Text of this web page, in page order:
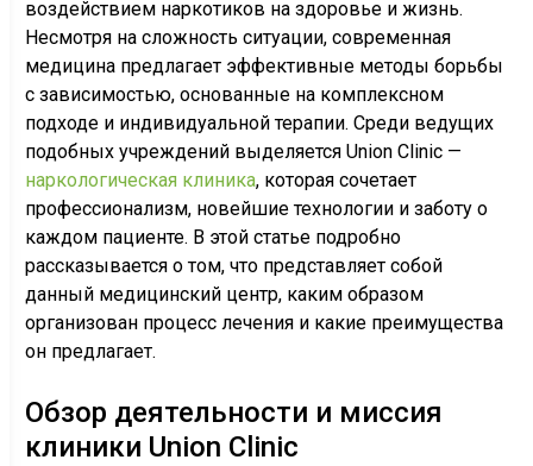
воздействием наркотиков на здоровье и жизнь.
Несмотря на сложность ситуации, современная
медицина предлагает эффективные методы борьбы
с зависимостью, основанные на комплексном
подходе и индивидуальной терапии. Среди ведущих
подобных учреждений выделяется Union Clinic —
наркологическая клиника, которая сочетает
профессионализм, новейшие технологии и заботу о
каждом пациенте. В этой статье подробно
рассказывается о том, что представляет собой
данный медицинский центр, каким образом
организован процесс лечения и какие преимущества
он предлагает.
Обзор деятельности и миссия
клиники Union Clinic